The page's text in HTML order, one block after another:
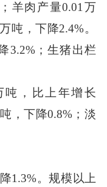
羊肉产量0.01万
吨，下降2.4%。
3.2%；生猪出栏
，比上年增长
，下降0.8%；淡
。规模以上